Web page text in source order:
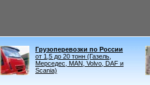
Грузоперевозки по России
от 1,5 до 20 тонн (Газель,
Мерседес, MAN, Volvo, DAF и
Scania)